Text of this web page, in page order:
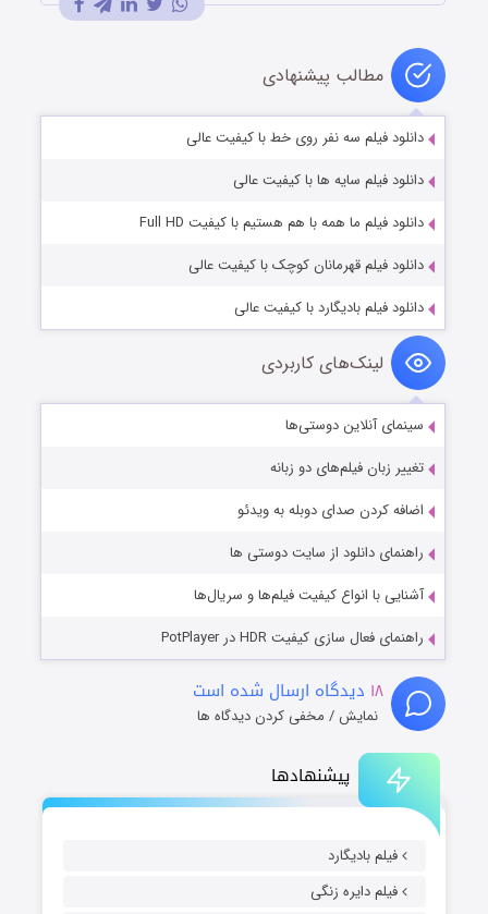
پیشنهادها
فیلم بادیگارد
فیلم دایره زنگی
مطالب پیشنهادی
دانلود فیلم سه نفر روی خط با کیفیت عالی
دانلود فیلم سایه ها با کیفیت عالی
دانلود فیلم ما همه با هم هستیم با کیفیت Full HD
دانلود فیلم قهرمانان کوچک با کیفیت عالی
دانلود فیلم بادیگارد با کیفیت عالی
لینک‌های کاربردی
سینمای آنلاین دوستی‌ها
تغییر زبان فیلم‌های دو زبانه
اضافه کردن صدای دوبله به ویدئو
راهنمای دانلود از سایت دوستی ها
آشنایی با انواع کیفیت فیلم‌ها و سریال‌ها
راهنمای فعال سازی کیفیت HDR در PotPlayer
۱۸ دیدگاه ارسال شده است
نمایش / مخفی کردن دیدگاه ها